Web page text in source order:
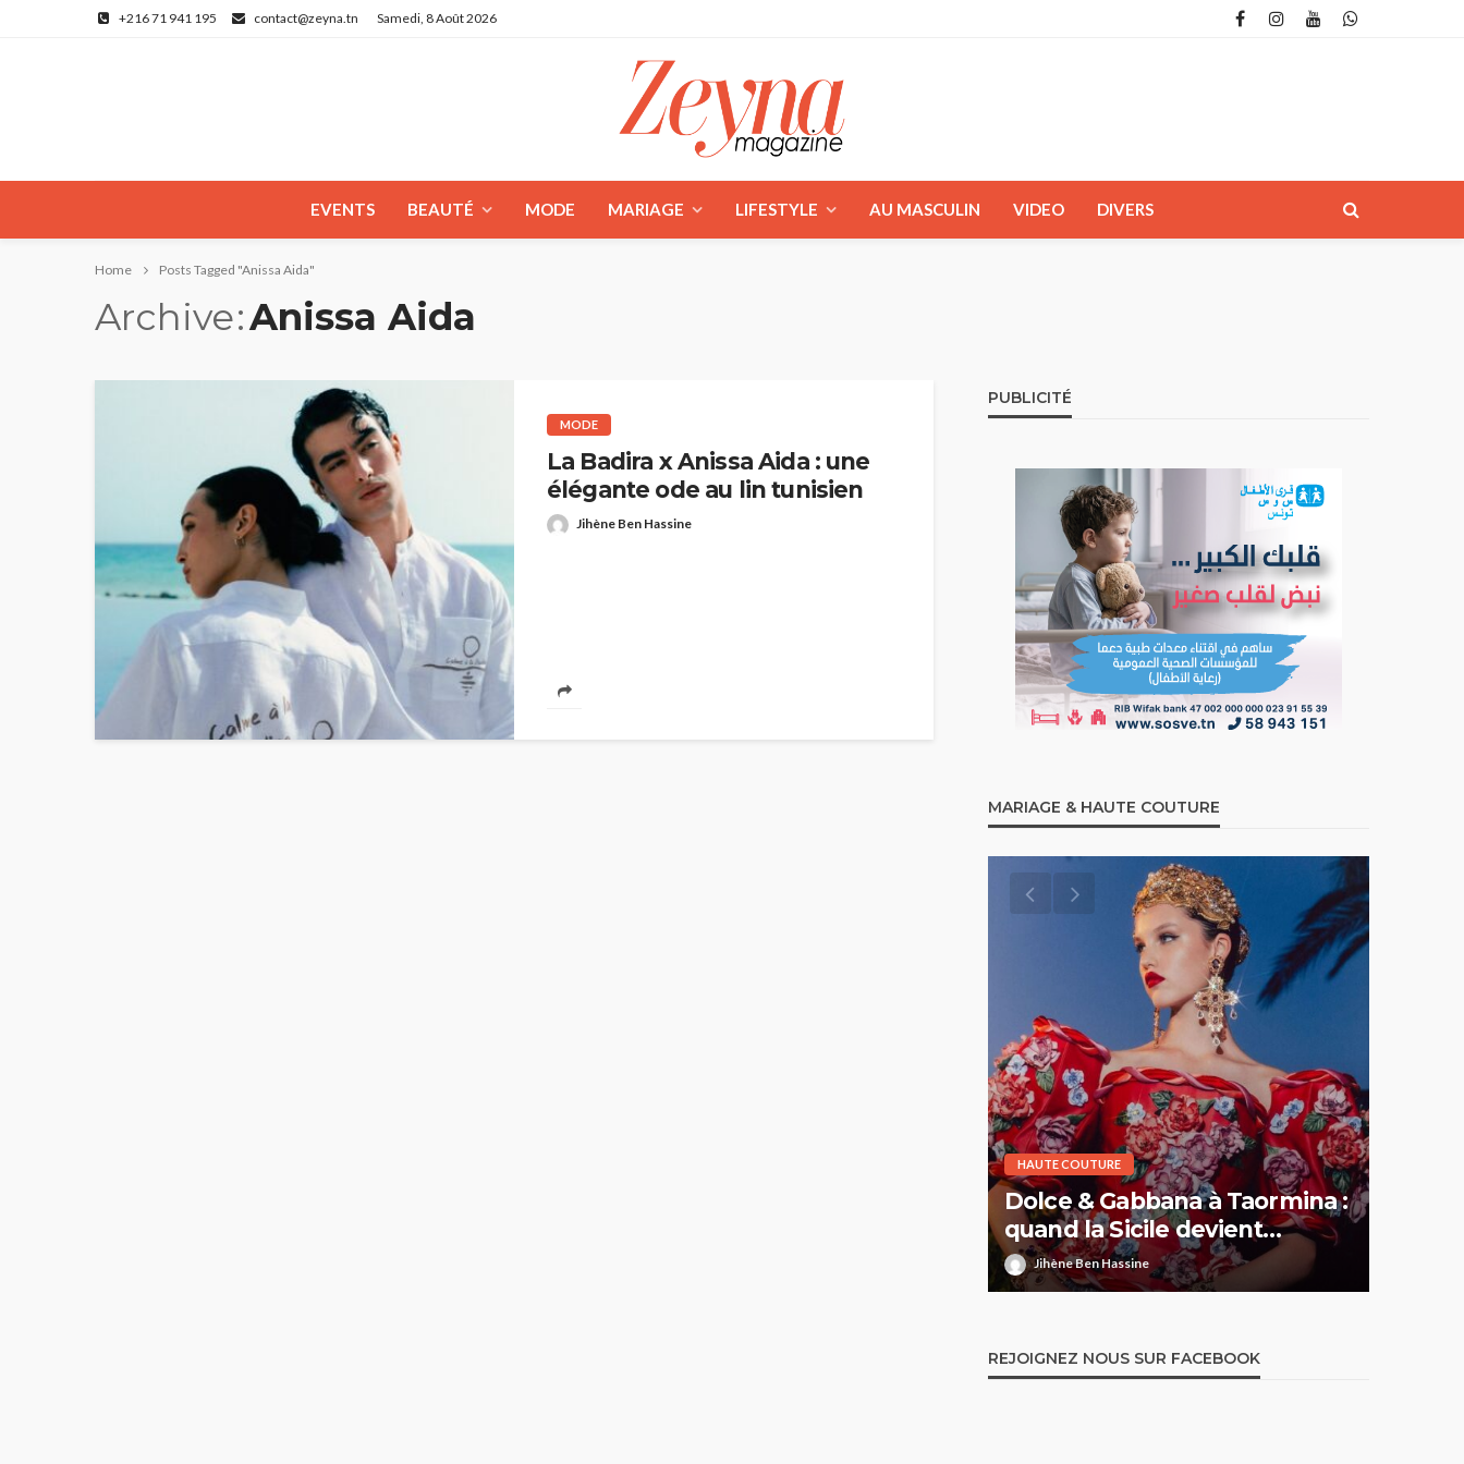
+216 71 941 195 contact@zeyna.tn Samedi, 8 Août 2026
EVENTS BEAUTÉ MODE MARIAGE LIFESTYLE AU MASCULIN VIDEO DIVERS
Home Posts Tagged "Anissa Aida"
Archive Anissa Aida
MODE
La Badira x Anissa Aida : une
élégante ode au lin tunisien
Jihène Ben Hassine
PUBLICITÉ
MARIAGE & HAUTE COUTURE
HAUTE COUTURE
Dolce & Gabbana à Taormina :
quand la Sicile devient
l’Olympe
Jihène Ben Hassine
REJOIGNEZ NOUS SUR FACEBOOK